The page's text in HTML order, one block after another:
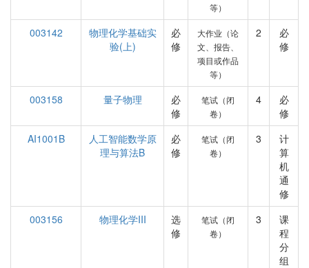
等）
003142
物理化学基础实
验(上)
必
修
大作业（论
文、报告、
项目或作品
等）
2
必
修
003158 量子物理
必
修
笔试（闭
卷）
4
必
修
AI1001B
人工智能数学原
理与算法B
必
修
笔试（闭
卷）
3
计
算
机
通
修
003156
物理化学III
选
修
笔试（闭
卷）
3
课
程
分
组